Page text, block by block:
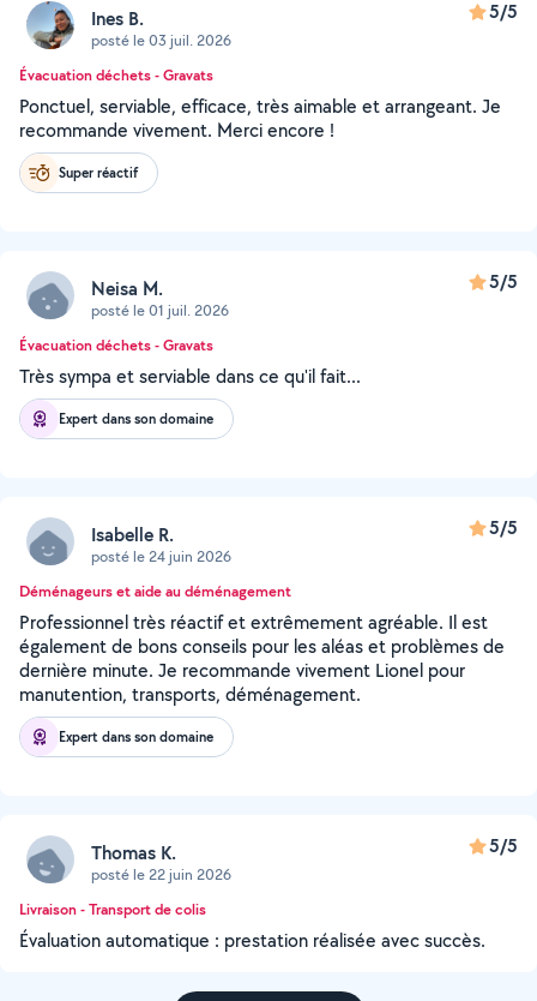
Ines B.
posté le 03 juil. 2026
5/5
Évacuation déchets - Gravats
Ponctuel, serviable, efficace, très aimable et arrangeant. Je
recommande vivement. Merci encore !
Super réactif
Neisa M.
posté le 01 juil. 2026
5/5
Évacuation déchets - Gravats
Très sympa et serviable dans ce qu'il fait...
Expert dans son domaine
Isabelle R.
posté le 24 juin 2026
5/5
Déménageurs et aide au déménagement
Professionnel très réactif et extrêmement agréable. Il est
également de bons conseils pour les aléas et problèmes de
dernière minute. Je recommande vivement Lionel pour
manutention, transports, déménagement.
Expert dans son domaine
Thomas K.
posté le 22 juin 2026
5/5
Livraison - Transport de colis
Évaluation automatique : prestation réalisée avec succès.